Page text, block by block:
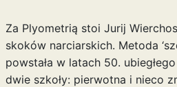
Za Plyometrią stoi Jurij
skoków narciarskich. Metoda
powstała w latach 50.
dwie szkoły: pierwotna i nieco